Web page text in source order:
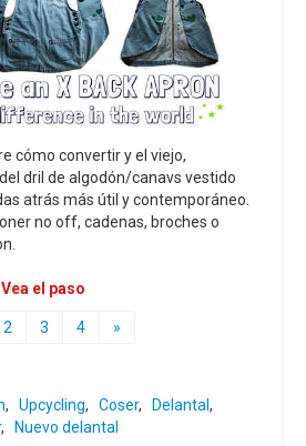
cómo convertir y el viejo,
dril de algodón/canavs vestido
atrás más útil y contemporáneo.
no off, cadenas, broches o
Vea el paso
2 3 4 »
, Upcycling, Coser, Delantal,
, Nuevo delantal